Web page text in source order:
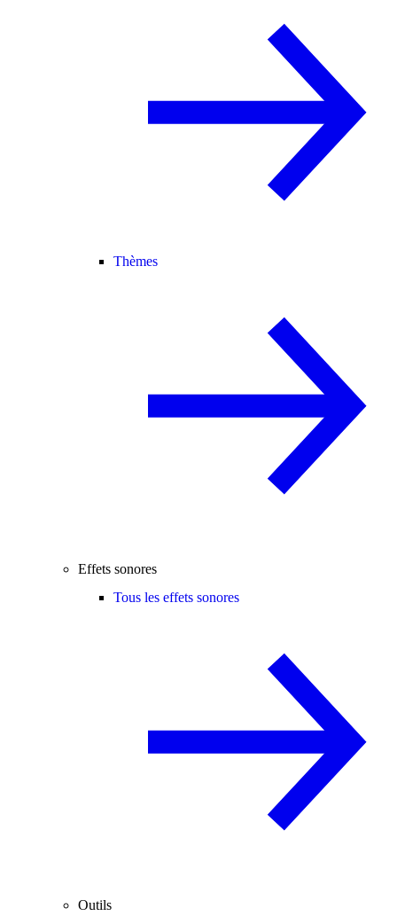
Thèmes
Effets sonores
Tous les effets sonores
Outils